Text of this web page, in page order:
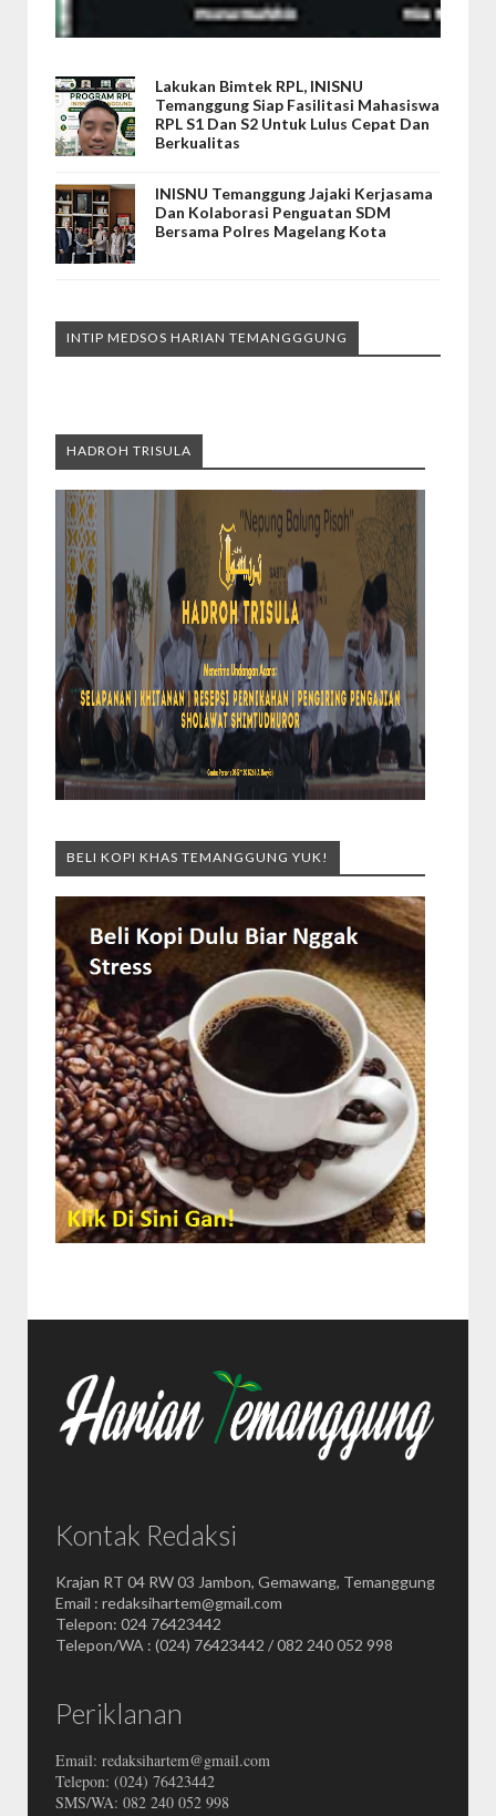
Lakukan Bimtek RPL, INISNU
Temanggung Siap Fasilitasi Mahasiswa
RPL S1 Dan S2 Untuk Lulus Cepat Dan
Berkualitas
INISNU Temanggung Jajaki Kerjasama
Dan Kolaborasi Penguatan SDM
Bersama Polres Magelang Kota
INTIP MEDSOS HARIAN TEMANGGGUNG
HADROH TRISULA
BELI KOPI KHAS TEMANGGUNG YUK!
Kontak Redaksi
Krajan RT 04 RW 03 Jambon, Gemawang, Temanggung
Email : redaksihartem@gmail.com
Telepon: 024 76423442
Telepon/WA : (024) 76423442 / 082 240 052 998
Periklanan
Email: redaksihartem@gmail.com
Telepon: (024) 76423442
SMS/WA: 082 240 052 998